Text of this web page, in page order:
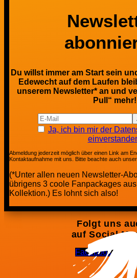
Du willst immer am Start sein
Edewecht auf dem Laufen
unserem Newsletter* an und
Pull“ mehr!
Ja, ich bin mir der
Abmeldung jederzeit möglich über einen Link am
Kontaktaufnahme mit uns. Bitte beachte auch
(*Unter allen neuen Newsletter-
übrigens 3 coole Fanpackages
Kollektion.) Es lohnt sich also!
Folgt uns
auf Social
Facebook-f